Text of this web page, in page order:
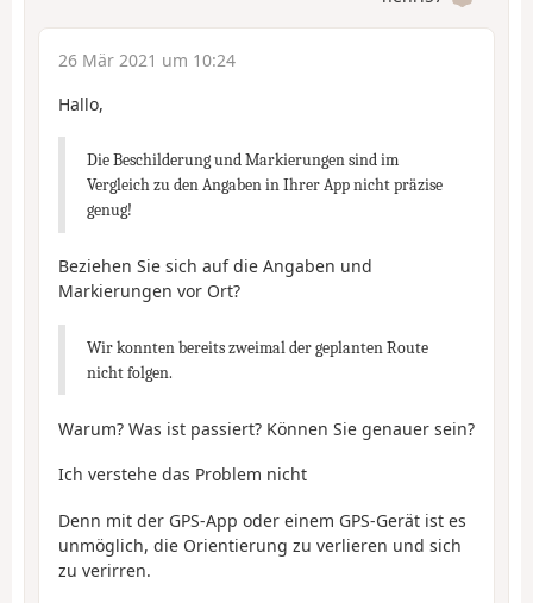
26 Mär 2021 um 10:24
Hallo,
Die Beschilderung und Markierungen sind im
Vergleich zu den Angaben in Ihrer App nicht präzise
genug!
Beziehen Sie sich auf die Angaben und
Markierungen vor Ort?
Wir konnten bereits zweimal der geplanten Route
nicht folgen.
Warum? Was ist passiert? Können Sie genauer sein?
Ich verstehe das Problem nicht
Denn mit der GPS-App oder einem GPS-Gerät ist es
unmöglich, die Orientierung zu verlieren und sich
zu verirren.